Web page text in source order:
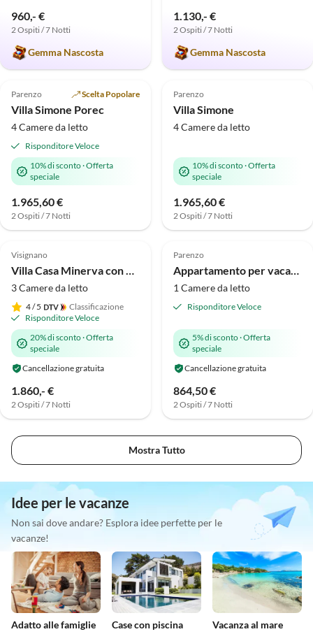
960,- €
2 Ospiti / 7 Notti
Gemma Nascosta
1.130,- €
2 Ospiti / 7 Notti
Gemma Nascosta
Parenzo Scelta Popolare
Villa Simone Porec
4 Camere da letto
Risponditore Veloce
10% di sconto·Offerta
speciale
1.965,60 €
2 Ospiti / 7 Notti
Parenzo
Villa Simone
4 Camere da letto
10% di sconto·Offerta
speciale
1.965,60 €
2 Ospiti / 7 Notti
Visignano
Villa Casa Minerva con piscina
3 Camere da letto
4/ 5
Classificazione
Risponditore Veloce
20% di sconto·Offerta
speciale
Cancellazione gratuita
1.860,- €
2 Ospiti / 7 Notti
Parenzo
Appartamento per vacanze Natalia con piscina
1 Camere da letto
Risponditore Veloce
5% di sconto·Offerta
speciale
Cancellazione gratuita
864,50 €
2 Ospiti / 7 Notti
Mostra Tutto
Idee per le vacanze
Non sai dove andare? Esplora idee perfette per le
vacanze!
Adatto alle famiglie Case con piscina Vacanza al mare